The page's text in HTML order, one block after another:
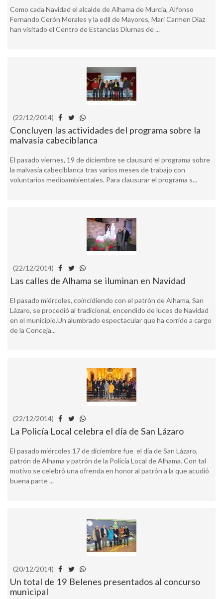
Como cada Navidad el alcalde de Alhama de Murcia, Alfonso
Fernando Cerón Morales y la edil de Mayores, Mari Carmen Díaz
han visitado el Centro de Estancias Diurnas de ...
(22/12/2014)
Concluyen las actividades del programa sobre la
malvasía cabeciblanca
El pasado viernes, 19 de diciembre se clausuró el programa sobre
la malvasía cabeciblanca tras varios meses de trabajo con
voluntarios medioambientales. Para clausurar el programa s...
(22/12/2014)
Las calles de Alhama se iluminan en Navidad
El pasado miércoles, coincidiendo con el patrón de Alhama, San
Lázaro, se procedió al tradicional, encendido de luces de Navidad
en el municipio.Un alumbrado espectacular que ha corrido a cargo
de la Conceja...
(22/12/2014)
La Policía Local celebra el día de San Lázaro
El pasado miércoles 17 de diciembre fue el día de San Lázaro,
patrón de Alhama y patrón de la Policía Local de Alhama. Con tal
motivo se celebró una ofrenda en honor al patrón a la que acudió
buena parte ...
(20/12/2014)
Un total de 19 Belenes presentados al concurso
municipal